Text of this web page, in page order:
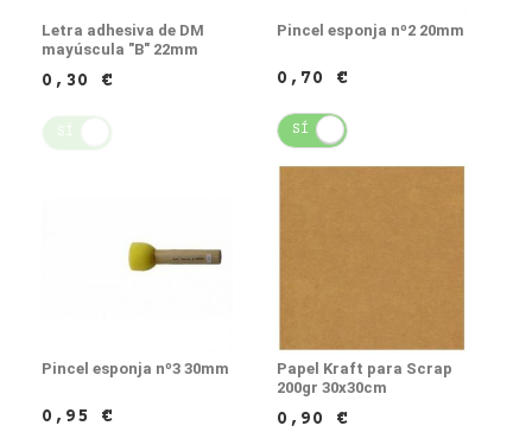
Letra adhesiva de DM
mayúscula "B" 22mm
0,30 €
SÍ
Pincel esponja nº2 20mm
0,70 €
SÍ
Pincel esponja nº3 30mm
0,95 €
Papel Kraft para Scrap
200gr 30x30cm
0,90 €